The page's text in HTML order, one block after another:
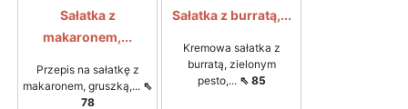
Sałatka z
makaronem,...
Przepis na sałatkę z
makaronem, gruszką,... ⇖
78
Sałatka z burratą,...
Kremowa sałatka z
burratą, zielonym
pesto,... ⇖ 85